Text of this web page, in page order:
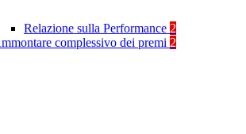
Relazione sulla Performance 2
complessivo dei premi 2